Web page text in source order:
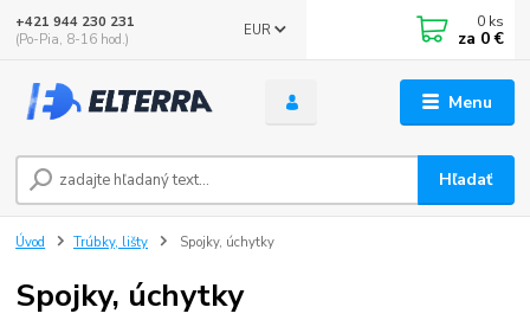
Menu
EUR
Hľadať
+421 944 230 231
(Po-Pia, 8-16 hod.)
0 ks
za 0 €
Úvod Trúbky, lišty Spojky, úchytky
Spojky, úchytky